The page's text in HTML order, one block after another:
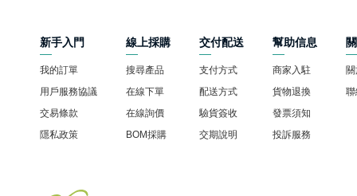
新手入門
我的訂單
用戶服務協議
交易條款
隱私政策
線上採購
搜尋產品
在線下單
在線詢價
BOM採購
交付配送
支付方式
配送方式
驗貨簽收
交期說明
幫助信息
商家入駐
貨物退換
發票須知
投訴服務